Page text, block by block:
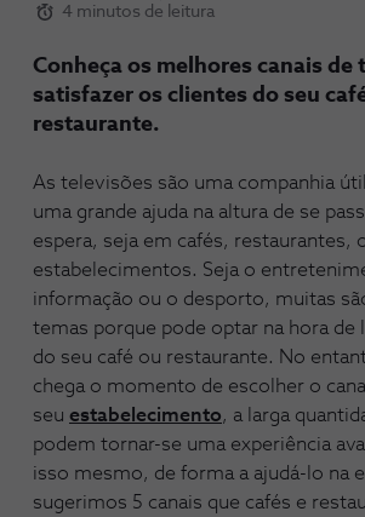
4 minutos de leitura
Conheça os melhores canais de
satisfazer os clientes do seu
restaurante.
As televisões são uma companhia
uma grande ajuda na altura de se
espera, seja em cafés, restaurantes,
estabelecimentos. Seja o
informação ou o desporto, muitas
temas porque pode optar na hora de
do seu café ou restaurante. No
chega o momento de escolher o
seu estabelecimento, a larga
podem tornar-se uma experiência
isso mesmo, de forma a ajudá-lo na
sugerimos 5 canais que cafés e